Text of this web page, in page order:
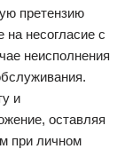
претензию
на несогласие с
неисполнения
и
оставляя
при личном